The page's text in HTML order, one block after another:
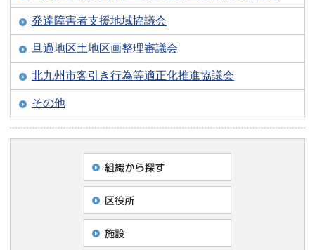
発達障害者支援地域協議会
旦過地区土地区画整理審議会
北九州市客引き行為等適正化推進協議会
その他